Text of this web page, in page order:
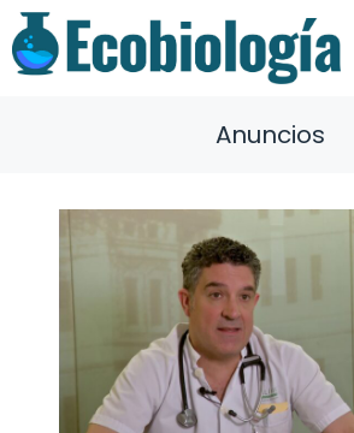
Saltar
al
contenido
Anuncios